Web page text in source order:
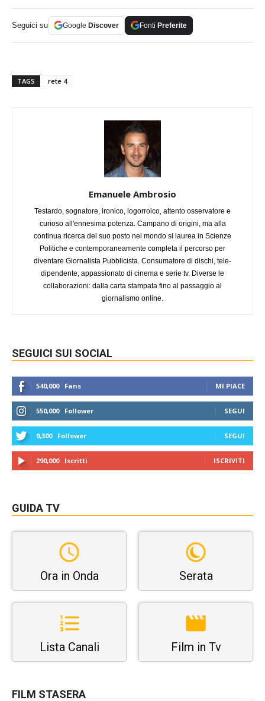
Seguici su Google Discover Fonti Preferite
TAGS rete 4
Emanuele Ambrosio
Testardo, sognatore, ironico, logorroico, attento osservatore e
curioso all'ennesima potenza. Campano di origini, ma alla
continua ricerca del suo posto nel mondo si laurea in Scienze
Politiche e contemporaneamente completa il percorso per
diventare Giornalista Pubblicista. Consumatore di dischi, tele-
dipendente, appassionato di cinema e serie tv. Diverse le
collaborazioni: dalla carta stampata fino al passaggio al
giornalismo online.
SEGUICI SUI SOCIAL
540,000 Fans MI PIACE
550,000 Follower SEGUI
9,300 Follower SEGUI
290,000 Iscritti ISCRIVITI
GUIDA TV
Ora in Onda Serata
Lista Canali Film in Tv
FILM STASERA